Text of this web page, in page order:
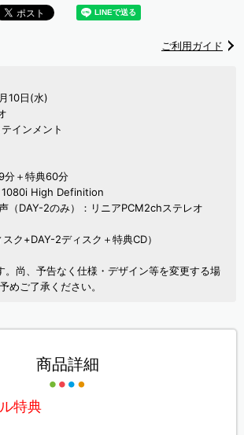
ご利用ガイド
10日(水)
インメント
＋特典60分
High Definition
（DAY-2のみ）：リニアPCM2chステレオ
ク+DAY-2ディスク＋特典CD）
。尚、予告なく仕様・デザイン等を変更する場
めご了承ください。
商品詳細
特典